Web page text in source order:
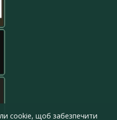
cookie, щоб забезпечити